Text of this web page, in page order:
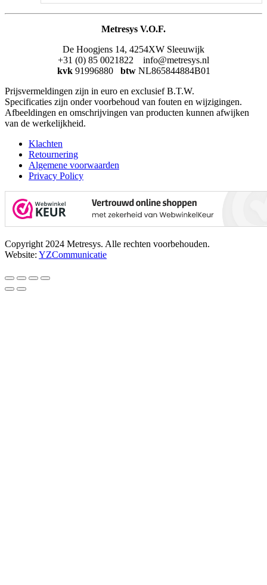
Metresys V.O.F.
De Hoogjens 14, 4254XW Sleeuwijk
+31 (0) 85 0021822 info@metresys.nl
kvk 91996880 btw NL865844884B01
Prijsvermeldingen zijn in euro en exclusief B.T.W.
Specificaties zijn onder voorbehoud van fouten en wijzigingen.
Afbeeldingen en omschrijvingen van producten kunnen afwijken
van de werkelijkheid.
Klachten
Retournering
Algemene voorwaarden
Privacy Policy
Copyright 2024 Metresys. Alle rechten voorbehouden.
Website: YZCommunicatie